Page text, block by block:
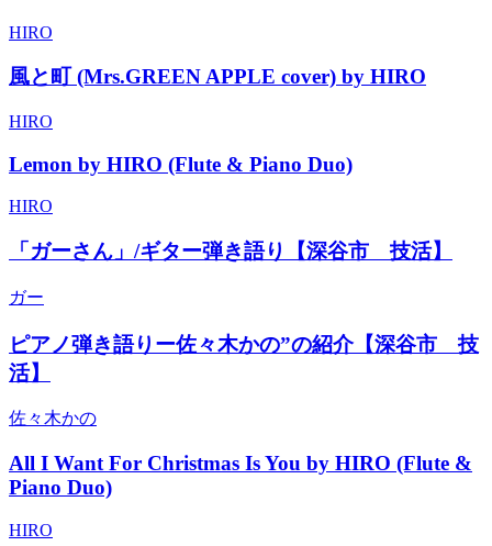
HIRO
風と町 (Mrs.GREEN APPLE cover) by HIRO
HIRO
Lemon by HIRO (Flute & Piano Duo)
HIRO
「ガーさん」/ギター弾き語り【深谷市 技活】
ガー
ピアノ弾き語りー佐々木かの”の紹介【深谷市 技
活】
佐々木かの
All I Want For Christmas Is You by HIRO (Flute &
Piano Duo)
HIRO